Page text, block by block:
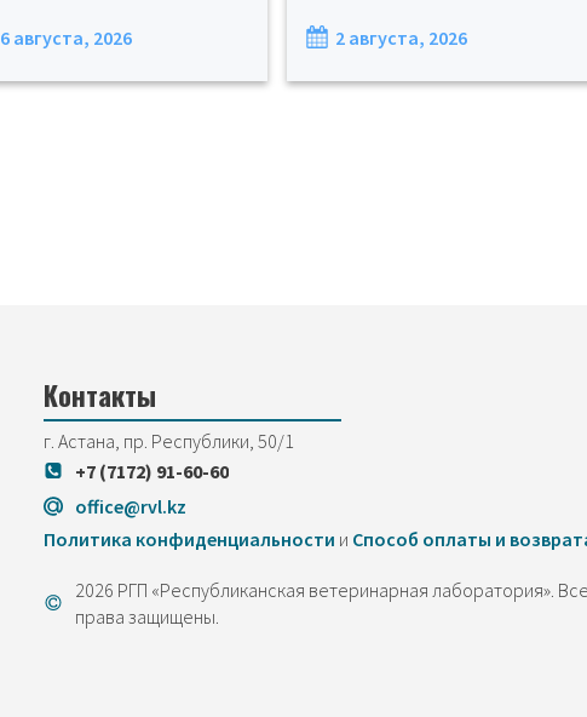
6 августа, 2026 2 августа, 2026
Контакты
г. Астана, пр. Республики, 50/1
+7 (7172) 91-60-60
office@rvl.kz
Политика конфиденциальности и Cпособ оплаты и
2026 РГП «Республиканская ветеринарная лаборатория». Все
права защищены.